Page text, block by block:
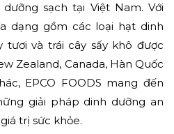
sạch tại Việt Nam. Với
dạng gồm các loại hạt dinh
tươi và trái cây sấy khô được
Zealand, Canada, Hàn Quốc
EPCO FOODS mang đến
giải pháp dinh dưỡng an
trị sức khỏe.